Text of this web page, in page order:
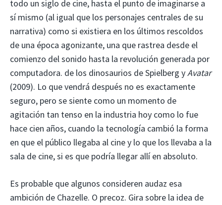
todo un siglo de cine, hasta el punto de imaginarse a
sí mismo (al igual que los personajes centrales de su
narrativa) como si existiera en los últimos rescoldos
de una época agonizante, una que rastrea desde el
comienzo del sonido hasta la revolución generada por
computadora. de los dinosaurios de Spielberg yAvatar
(2009). Lo que vendrá después no es exactamente
seguro, pero se siente como un momento de
agitación tan tenso en la industria hoy como lo fue
hace cien años, cuando la tecnología cambió la forma
en que el público llegaba al cine y lo que los llevaba a la
sala de cine, si es que podría llegar allí en absoluto.
Es probable que algunos consideren audaz esa
ambición de Chazelle. O precoz. Gira sobre la idea de